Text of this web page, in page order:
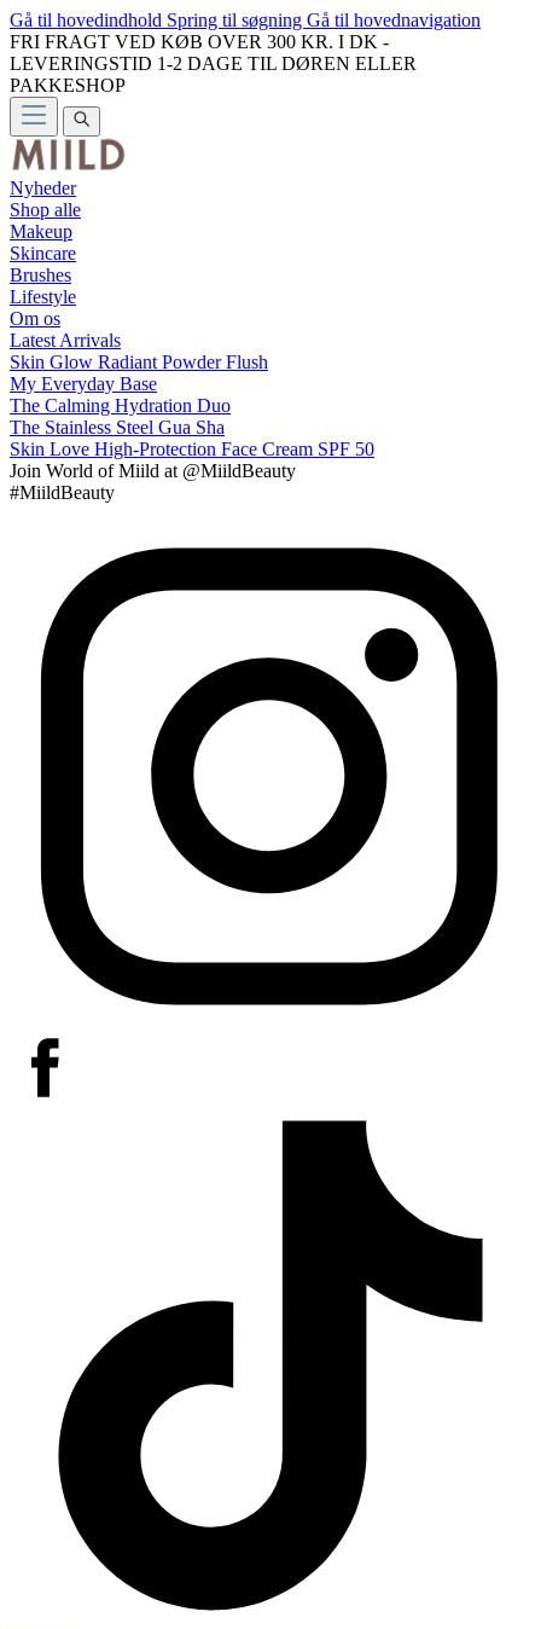
Gå til hovedindhold Spring til søgning Gå til hovednavigation
FRI FRAGT VED KØB OVER 300 KR. I DK -
LEVERINGSTID 1-2 DAGE TIL DØREN ELLER
PAKKESHOP
Nyheder
Shop alle
Makeup
Skincare
Brushes
Lifestyle
Om os
Latest Arrivals
Skin Glow Radiant Powder Flush
My Everyday Base
The Calming Hydration Duo
The Stainless Steel Gua Sha
Skin Love High-Protection Face Cream SPF 50
Join World of Miild at @MiildBeauty
#MiildBeauty